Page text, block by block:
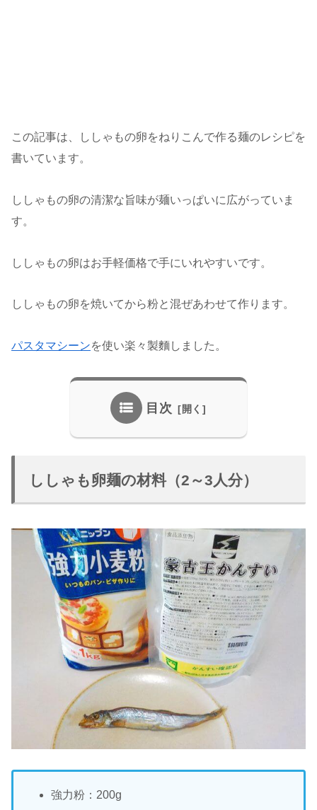
この記事は、ししゃもの卵をねりこんで作る麺のレシピを
書いています。
ししゃもの卵の清潔な旨味が麺いっぱいに広がっていま
す。
ししゃもの卵はお手軽価格で手にいれやすいです。
ししゃもの卵を焼いてから粉と混ぜあわせて作ります。
パスタマシーンを使い楽々製麵しました。
目次
ししゃも卵麺の材料（2～3人分）
強力粉：200g